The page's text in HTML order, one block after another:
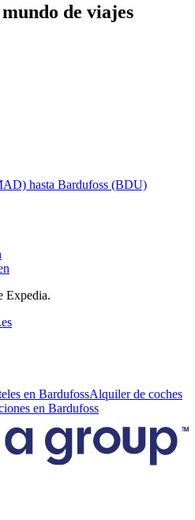
de viajes
hasta Bardufoss (BDU)
Expedia.
en BardufossAlquiler de coches
en Bardufoss